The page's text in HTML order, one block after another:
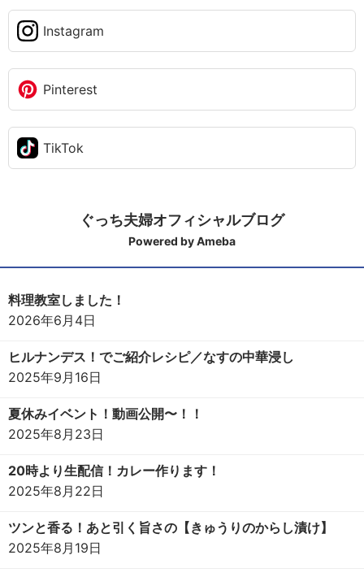
Instagram
Pinterest
TikTok
ぐっち夫婦オフィシャルブログ
Powered by Ameba
料理教室しました！
2026年6月4日
ヒルナンデス！でご紹介レシピ／なすの中華浸し
2025年9月16日
夏休みイベント！動画公開〜！！
2025年8月23日
20時より生配信！カレー作ります！
2025年8月22日
ツンと香る！あと引く旨さの【きゅうりのからし漬け】
2025年8月19日